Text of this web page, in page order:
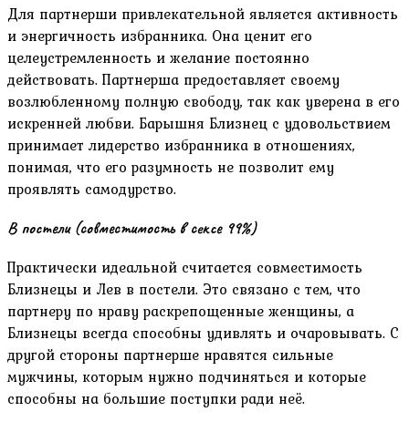
Для партнерши привлекательной является активность
и энергичность избранника. Она ценит его
целеустремленность и желание постоянно
действовать. Партнерша предоставляет своему
возлюбленному полную свободу, так как уверена в его
искренней любви. Барышня Близнец с удовольствием
принимает лидерство избранника в отношениях,
понимая, что его разумность не позволит ему
проявлять самодурство.
В постели (совместимость в сексе 99%)
Практически идеальной считается совместимость
Близнецы и Лев в постели. Это связано с тем, что
партнеру по нраву раскрепощенные женщины, а
Близнецы всегда способны удивлять и очаровывать. С
другой стороны партнерше нравятся сильные
мужчины, которым нужно подчиняться и которые
способны на большие поступки ради неё.